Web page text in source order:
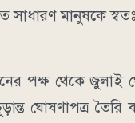
মানুষকে
পক্ষ থেকে জুলাই
ঘোষণাপত্র